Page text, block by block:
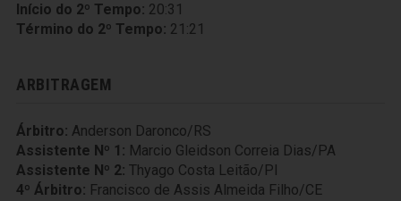
Início do 2º Tempo: 20:31
Término do 2º Tempo: 21:21
ARBITRAGEM
Árbitro: Anderson Daronco/RS
Assistente Nº 1: Marcio Gleidson Correia Dias/PA
Assistente Nº 2: Thyago Costa Leitão/PI
4º Árbitro: Francisco de Assis Almeida Filho/CE